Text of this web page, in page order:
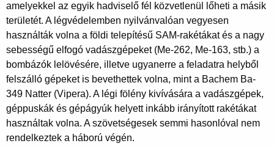
amelyekkel az egyik hadviselő fél közvetlenül lőheti a másik
területét. A légvédelemben nyilvánvalóan vegyesen
használták volna a földi telepítésű SAM-rakétákat és a nagy
sebességű elfogó vadászgépeket (Me-262, Me-163, stb.) a
bombázók lelövésére, illetve ugyanerre a feladatra helyből
felszálló gépeket is bevethettek volna, mint a Bachem Ba-
349 Natter (Vipera). A légi fölény kivívására a vadászgépek,
géppuskák és gépágyúk helyett inkább irányított rakétákat
használtak volna. A szövetségesek semmi hasonlóval nem
rendelkeztek a háború végén.